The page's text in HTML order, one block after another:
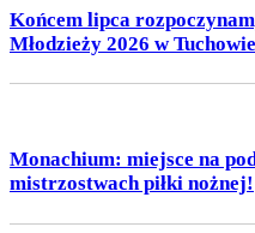
Końcem lipca
Młodzieży 2026 w Tuchowie
Monachium: miejsce na
mistrzostwach piłki nożnej!